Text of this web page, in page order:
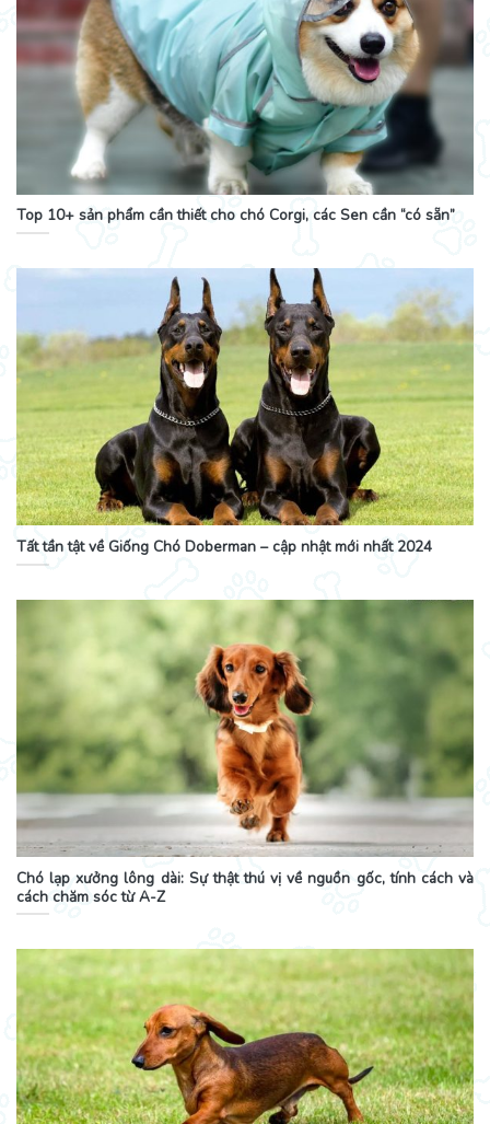
Top 10+ sản phẩm cần thiết cho chó Corgi, các Sen cần “có sẵn”
Tất tần tật về Giống Chó Doberman – cập nhật mới nhất 2024
Chó lạp xưởng lông dài: Sự thật thú vị về nguồn gốc, tính cách và
cách chăm sóc từ A-Z